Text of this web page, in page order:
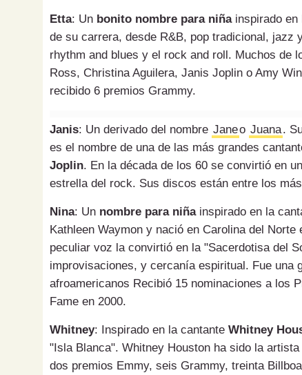
Etta: Un bonito nombre para niñainspirado en
de su carrera, desde R&B, pop tradicional, jazz
rhythm and blues y el rock and roll. Muchos de
Ross, Christina Aguilera, Janis Joplin o Amy
recibido 6 premios Grammy.
Janis: Un derivado del nombre Janeo Juana.
es el nombre de una de las más grandes
Joplin. En la década de los 60 se convirtió en
estrella del rock. Sus discos están entre los
Nina: Un nombre para niñainspirado en la
Kathleen Waymon y nació en Carolina del
peculiar voz la convirtió en la "Sacerdotisa del
improvisaciones, y cercanía espiritual. Fue una
afroamericanos Recibió 15 nominaciones a los
Fame en 2000.
Whitney: Inspirado en la cantante Whitney
"Isla Blanca". Whitney Houston ha sido la
dos premios Emmy, seis Grammy, treinta